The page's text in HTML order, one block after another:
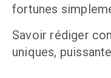
fortunes
Savoir rédiger
uniques,